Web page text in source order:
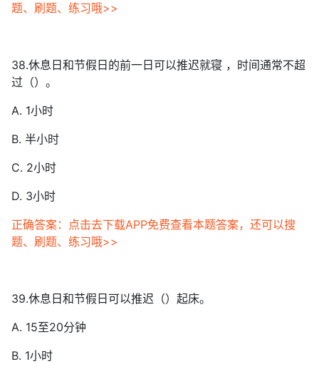
题、刷题、练习哦>>
38.休息日和节假日的前一日可以推迟就寝 ，时间通常不超
过（）。
A. 1小时
B. 半小时
C. 2小时
D. 3小时
正确答案：点击去下载APP免费查看本题答案，还可以搜
题、刷题、练习哦>>
39.休息日和节假日可以推迟（）起床。
A. 15至20分钟
B. 1小时